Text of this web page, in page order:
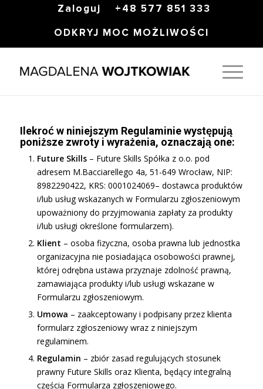
Zaloguj
+48 577 851 333
ODKRYJ MOC MOŻLIWOŚCI
Ilekroć w niniejszym Regulaminie występują
poniższe zwroty i wyrażenia, oznaczają one:
Future Skills– Future Skills Spółka z o.o. pod
adresem M.Bacciarellego 4a, 51-649 Wrocław, NIP:
8982290422, KRS: 0001024069– dostawca produktów
i/lub usług wskazanych w Formularzu zgłoszeniowym
upoważniony do przyjmowania zapłaty za produkty
i/lub usługi określone formularzem).
Klient – osoba fizyczna, osoba prawna lub jednostka
organizacyjna nie posiadająca osobowości prawnej,
której odrębna ustawa przyznaje zdolność prawną,
zamawiająca produkty i/lub usługi wskazane w
Formularzu zgłoszeniowym.
Umowa – zaakceptowany i podpisany przez klienta
formularz zgłoszeniowy wraz z niniejszym
regulaminem.
Regulamin – zbiór zasad regulujących stosunek
prawny Future Skills oraz Klienta, będący integralną
częścią Formularza zgłoszeniowego.